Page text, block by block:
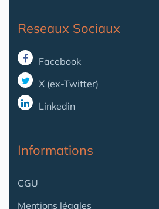
Reseaux Sociaux
Facebook
X (ex-Twitter)
Linkedin
Informations
CGU
Mentions légales